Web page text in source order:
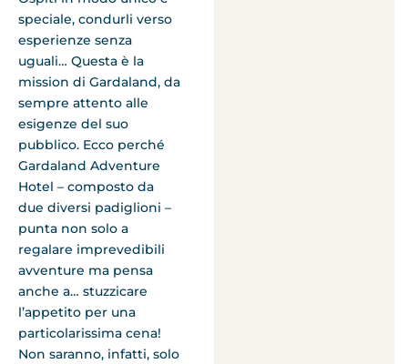
speciale, condurli verso
esperienze senza
uguali… Questa è la
mission di Gardaland, da
sempre attento alle
esigenze del suo
pubblico. Ecco perché
Gardaland Adventure
Hotel – composto da
due diversi padiglioni –
punta non solo a
regalare imprevedibili
avventure ma pensa
anche a… stuzzicare
l’appetito per una
particolarissima cena!
Non saranno, infatti, solo